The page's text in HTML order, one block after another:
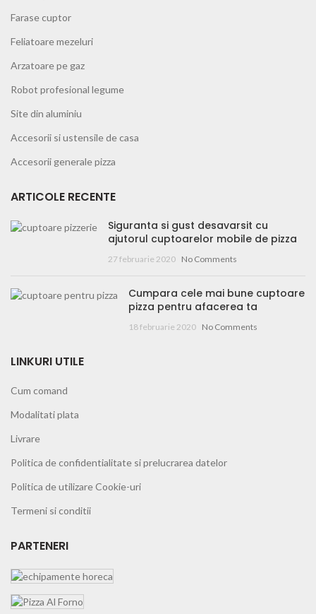
Farase cuptor
Feliatoare mezeluri
Arzatoare pe gaz
Robot profesional legume
Site din aluminiu
Accesorii si ustensile de casa
Accesorii generale pizza
ARTICOLE RECENTE
Siguranta si gust desavarsit cu
ajutorul cuptoarelor mobile de pizza
27 februarie 2020 No Comments
Cumpara cele mai bune cuptoare
pizza pentru afacerea ta
18 februarie 2020 No Comments
LINKURI UTILE
Cum comand
Modalitati plata
Livrare
Politica de confidentialitate si prelucrarea datelor
Politica de utilizare Cookie-uri
Termeni si conditii
PARTENERI